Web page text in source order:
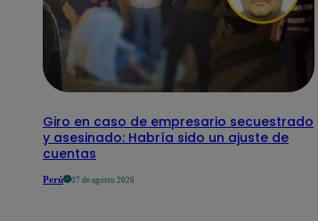
Giro en caso de empresario secuestrado
y asesinado: Habría sido un ajuste de
cuentas
Perú 07 de agosto 2026